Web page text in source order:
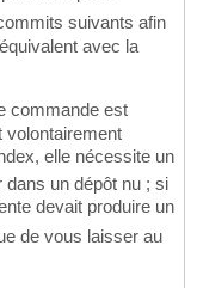
suivants afin
avec la
commande est
volontairement
elle nécessite un
dans un dépôt nu ; si
devait produire un
de vous laisser au